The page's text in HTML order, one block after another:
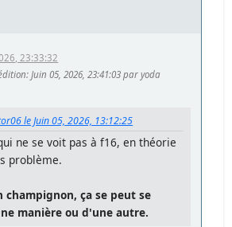
23:33:32
: Juin 05, 2026, 23:41:03 par yoda
le Juin 05, 2026, 13:12:25
ne se voit pas à f16, en théorie
problème.
champignon, ça se peut se
manière ou d'une autre.